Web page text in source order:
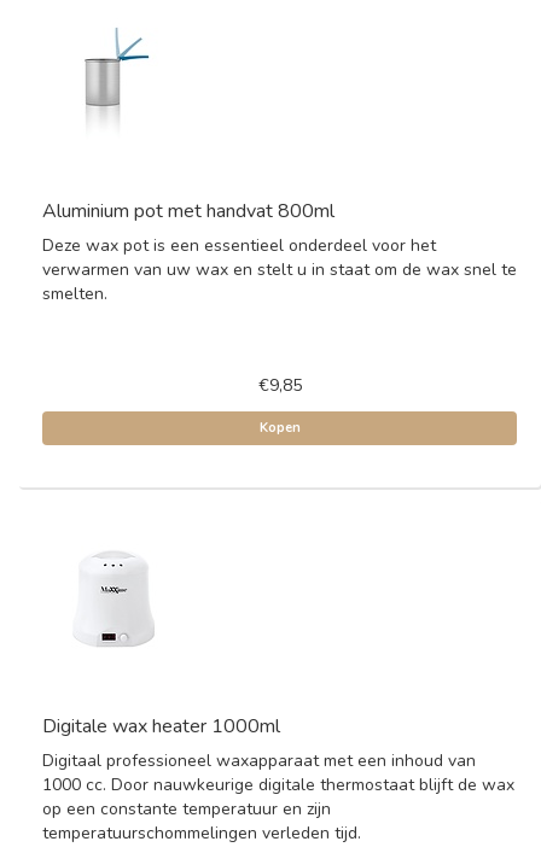
Aluminium pot met handvat 800ml
Deze wax pot is een essentieel onderdeel voor het
verwarmen van uw wax en stelt u in staat om de wax snel te
smelten.
€9,85
Kopen
Digitale wax heater 1000ml
Digitaal professioneel waxapparaat met een inhoud van
1000 cc. Door nauwkeurige digitale thermostaat blijft de wax
op een constante temperatuur en zijn
temperatuurschommelingen verleden tijd.